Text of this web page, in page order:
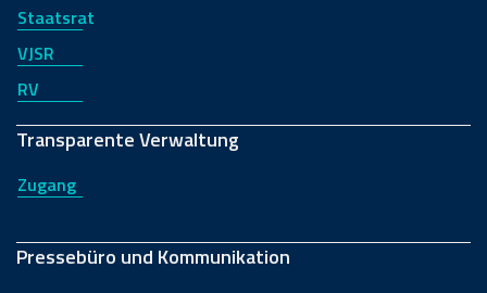
Staatsrat
VJSR
RV
Transparente Verwaltung
Zugang
Pressebüro und Kommunikation